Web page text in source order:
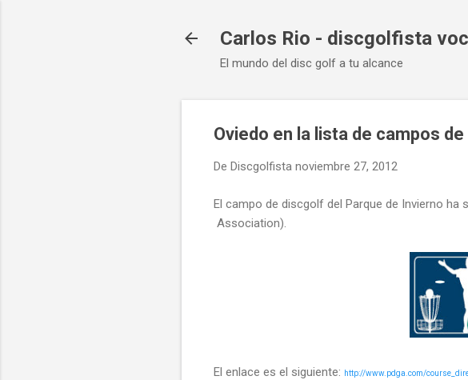
Carlos Rio - discgolfista
El mundo del disc golf a tu alcance
Oviedo en la lista de campos
De Discgolfista noviembre 27, 2012
El campo de discgolf del Parque de Invierno
Association).
El enlace es el siguiente: http://www.pdga.com/